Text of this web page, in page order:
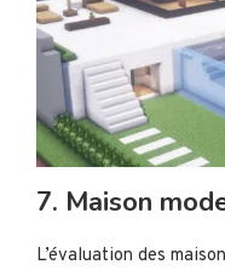
7. Maison
L’évaluation des